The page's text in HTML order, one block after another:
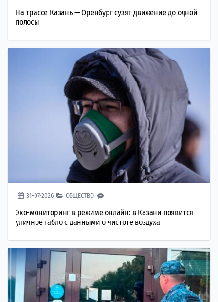
На трассе Казань — Оренбург сузят движение до одной
полосы
31-07-2026 ОБЩЕСТВО
Эко-мониторинг в режиме онлайн: в Казани появится
уличное табло с данными о чистоте воздуха